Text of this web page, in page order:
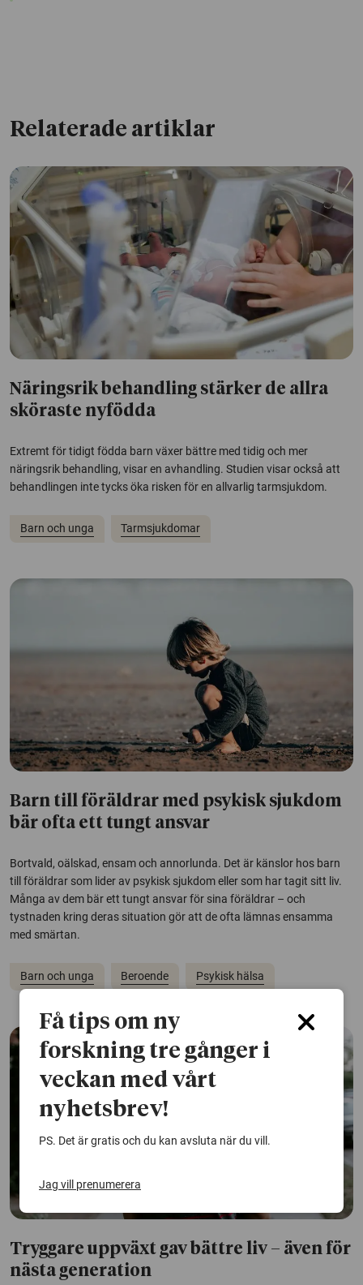
Relaterade artiklar
Näringsrik behandling stärker de allra
sköraste nyfödda
Extremt för tidigt födda barn växer bättre med tidig och mer
näringsrik behandling, visar en avhandling. Studien visar också att
behandlingen inte tycks öka risken för en allvarlig tarmsjukdom.
Barn och unga Tarmsjukdomar
Barn till föräldrar med psykisk sjukdom
bär ofta ett tungt ansvar
Bortvald, oälskad, ensam och annorlunda. Det är känslor hos barn
till föräldrar som lider av psykisk sjukdom eller som har tagit sitt liv.
Många av dem bär ett tungt ansvar för sina föräldrar – och
tystnaden kring deras situation gör att de ofta lämnas ensamma
med smärtan.
Barn och unga Beroende Psykisk hälsa
Tryggare uppväxt gav bättre liv – även för
nästa generation
Få tips om ny
forskning tre gånger i
veckan med vårt
nyhetsbrev!
PS. Det är gratis och du kan avsluta när du vill.
Jag vill prenumerera